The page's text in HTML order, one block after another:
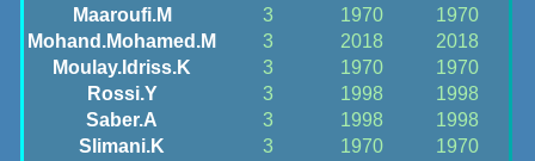
Maaroufi.M
3 1970
1970
Mohand.Mohamed.M
3 2018
2018
Moulay.Idriss.K
3 1970
1970
Rossi.Y
3 1998
1998
Saber.A
3 1998
1998
Slimani.K
3 1970
1970